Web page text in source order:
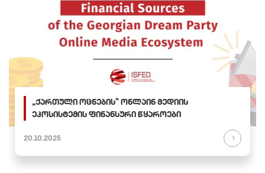
„ქართული ოცნების“ ონლაინ მედიის
ეკოსისტემის ფინანსური წყაროები
20.10.2025